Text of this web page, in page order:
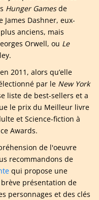
Hunger Gamesde
James Dashner, eux-
anciens, mais
Orwell, ou Le
2011, alors qu’elle
par le New York
liste de best-sellers et a
le prix du Meilleur livre
et Science-fiction à
Awards.
de l'oeuvre
recommandons de
qui propose une
présentation de
personnages et des clés